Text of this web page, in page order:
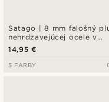
Satago | 8 mm falošný
nehrdzavejúcej ocele v
čiernej a červenej farbe
14,95 €
5 FARBY